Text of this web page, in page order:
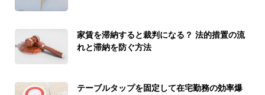
家賃を滞納すると裁判になる？ 法的措置の流
れと滞納を防ぐ方法
テーブルタップを固定して在宅勤務の効率爆